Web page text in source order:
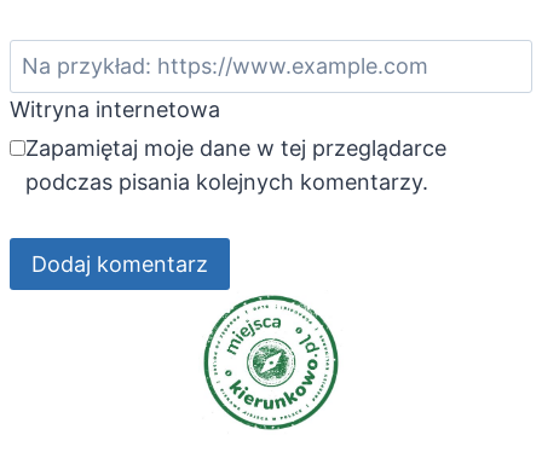
Witryna internetowa
Zapamiętaj moje dane w tej przeglądarce
podczas pisania kolejnych komentarzy.